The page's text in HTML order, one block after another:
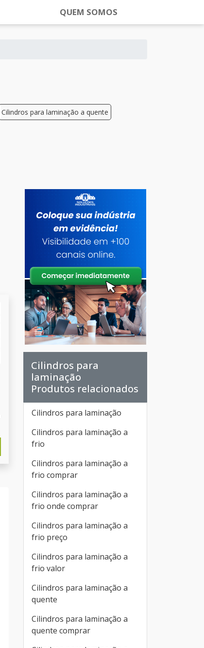
QUEM SOMOS
Cilindros para laminação a quente
Cilindros para
laminação
Produtos relacionados
Cilindros para laminação
Cilindros para laminação a
frio
Cilindros para laminação a
frio comprar
Cilindros para laminação a
frio onde comprar
Cilindros para laminação a
frio preço
Cilindros para laminação a
frio valor
Cilindros para laminação a
quente
Cilindros para laminação a
quente comprar